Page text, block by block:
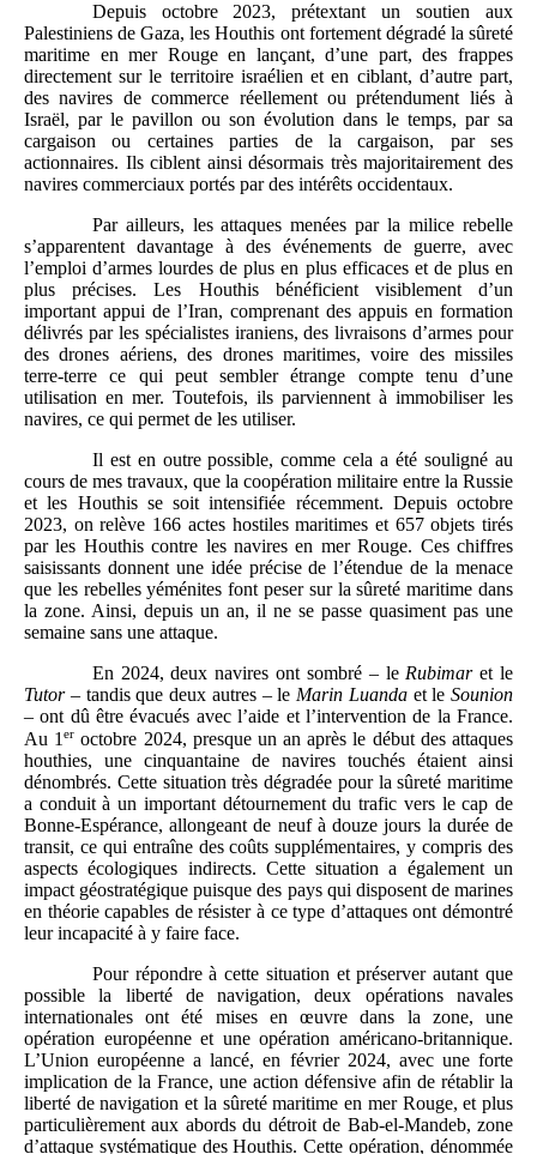
Depuis octobre 2023, prétextant un soutien aux
Palestiniens de Gaza, les Houthis ont fortement dégradé la sûreté
maritime en mer Rouge en lançant, d’une part, des frappes
directement sur le territoire israélien et en ciblant, d’autre part,
des navires de commerce réellement ou prétendument liés à
Israël, par le pavillon ou son évolution dans le temps, par sa
cargaison ou certaines parties de la cargaison, par ses
actionnaires. Ils ciblent ainsi désormais très majoritairement des
navires commerciaux portés par des intérêts occidentaux.
Par ailleurs, les attaques menées par la milice rebelle
s’apparentent davantage à des événements de guerre, avec
l’emploi d’armes lourdes de plus en plus efficaces et de plus en
plus précises. Les Houthis bénéficient visiblement d’un
important appui de l’Iran, comprenant des appuis en formation
délivrés par les spécialistes iraniens, des livraisons d’armes pour
des drones aériens, des drones maritimes, voire des missiles
terre-terre ce qui peut sembler étrange compte tenu d’une
utilisation en mer. Toutefois, ils parviennent à immobiliser les
navires, ce qui permet de les utiliser.
Il est en outre possible, comme cela a été souligné au
cours de mes travaux, que la coopération militaire entre la Russie
et les Houthis se soit intensifiée récemment. Depuis octobre
2023, on relève 166 actes hostiles maritimes et 657 objets tirés
par les Houthis contre les navires en mer Rouge. Ces chiffres
saisissants donnent une idée précise de l’étendue de la menace
que les rebelles yéménites font peser sur la sûreté maritime dans
la zone. Ainsi, depuis un an, il ne se passe quasiment pas une
semaine sans une attaque.
En 2024, deux navires ont sombré – le Rubimaret le
Tutor– tandis que deux autres – le Marin Luandaet le Sounion
– ont dû être évacués avec l’aide et l’intervention de la France.
Au 1er octobre 2024, presque un an après le début des attaques
houthies, une cinquantaine de navires touchés étaient ainsi
dénombrés. Cette situation très dégradée pour la sûreté maritime
a conduit à un important détournement du trafic vers le cap de
Bonne-Espérance, allongeant de neuf à douze jours la durée de
transit, ce qui entraîne des coûts supplémentaires, y compris des
aspects écologiques indirects. Cette situation a également un
impact géostratégique puisque des pays qui disposent de marines
en théorie capables de résister à ce type d’attaques ont démontré
leur incapacité à y faire face.
Pour répondre à cette situation et préserver autant que
possible la liberté de navigation, deux opérations navales
internationales ont été mises en œuvre dans la zone, une
opération européenne et une opération américano-britannique.
L’Union européenne a lancé, en février 2024, avec une forte
implication de la France, une action défensive afin de rétablir la
liberté de navigation et la sûreté maritime en mer Rouge, et plus
particulièrement aux abords du détroit de Bab-el-Mandeb, zone
d’attaque systématique des Houthis. Cette opération, dénommée